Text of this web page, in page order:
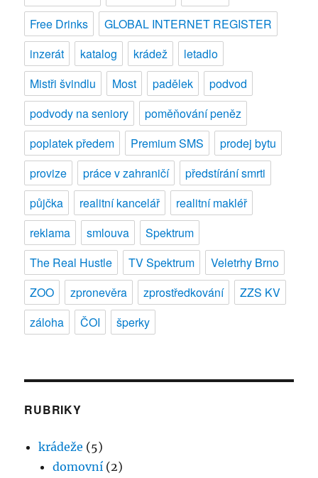
Free Drinks
GLOBAL INTERNET REGISTER
inzerát
katalog krádež
letadlo
Mistři švindlu
Most padělek
podvod
podvody na seniory
poměňování peněz
poplatek předem
Premium SMS
prodej bytu
provize
práce v zahraničí
předstírání smrti
půjčka
realitní kancelář
realitní makléř
reklama
smlouva
Spektrum
The Real Hustle
TV Spektrum
Veletrhy Brno
ZOO
zpronevěra zprostředkování
ZZS KV
záloha
ČOI šperky
RUBRIKY
krádeže (5)
domovní (2)